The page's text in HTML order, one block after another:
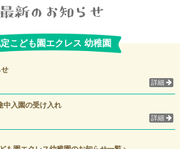
こども園エクレス 幼稚園
詳細
入園の受け入れ
詳細